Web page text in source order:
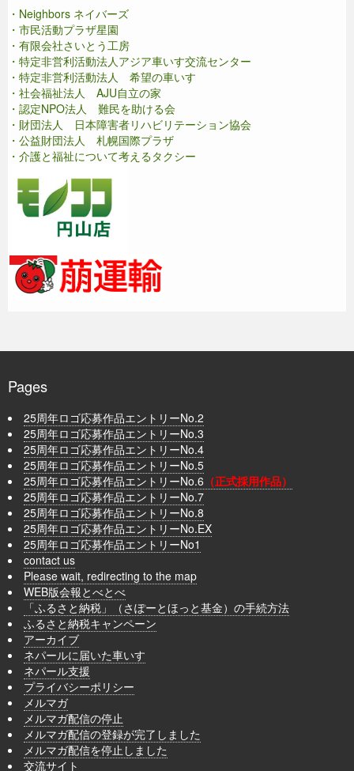
・Neighbors ネイバーズ
・市民活動プラザ星園
・有限会社さいとう工房
・特定非営利活動法人アジア車いす交流センター
・特定非営利活動法人 希望の車いす
・社会福祉法人 AJU自立の家
・認定NPO法人 難民を助ける会
・財団法人 日本障害者リハビリテーション協会
・公益財団法人 札幌国際プラザ
・介護と福祉について考えるタクシー
Pages
25周年ロゴ応募作品エントリーNo.2
25周年ロゴ応募作品エントリーNo.3
25周年ロゴ応募作品エントリーNo.4
25周年ロゴ応募作品エントリーNo.5
25周年ロゴ応募作品エントリーNo.6 （正式採用作品）
25周年ロゴ応募作品エントリーNo.7
25周年ロゴ応募作品エントリーNo.8
25周年ロゴ応募作品エントリーNo.EX
25周年ロゴ応募作品エントリーNo1
contact us
Please wait, redirecting to the map
WEB版会報とべとべ
「ふるさと納税」（さぽーとほっと基金）の手続方法
ふるさと納税キャンペーン
アーカイブ
ネパールに届いた車いす
ネパール支援
プライバシーポリシー
メルマガ
メルマガ配信の停止
メルマガ配信の登録が完了しました
メルマガ配信を停止しました
交流サイト